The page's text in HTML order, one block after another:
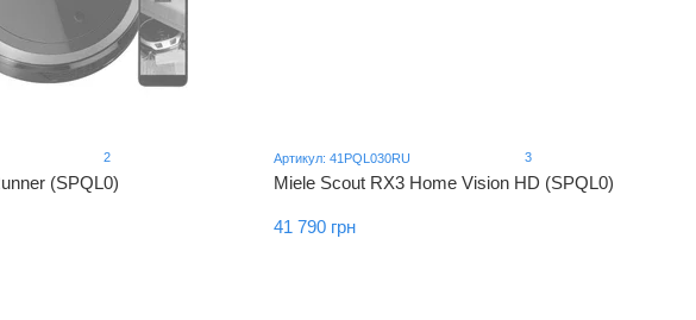
2
(SPQL0)
Артикул: 41PQL030RU 3
Miele Scout RX3 Home Vision HD (SPQL0)
41 790 грн